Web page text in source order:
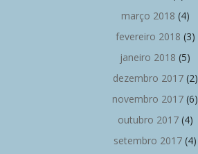
março 2018 (4)
fevereiro 2018 (3)
janeiro 2018 (5)
dezembro 2017(2)
novembro 2017 (6)
outubro 2017(4)
setembro 2017 (4)